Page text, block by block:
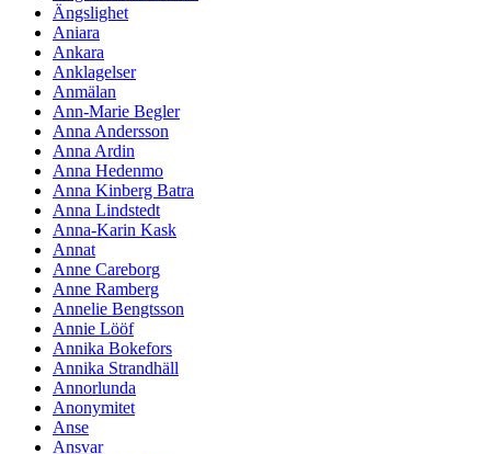
Ängslighet
Aniara
Ankara
Anklagelser
Anmälan
Ann-Marie Begler
Anna Andersson
Anna Ardin
Anna Hedenmo
Anna Kinberg Batra
Anna Lindstedt
Anna-Karin Kask
Annat
Anne Careborg
Anne Ramberg
Annelie Bengtsson
Annie Lööf
Annika Bokefors
Annika Strandhäll
Annorlunda
Anonymitet
Anse
Ansvar